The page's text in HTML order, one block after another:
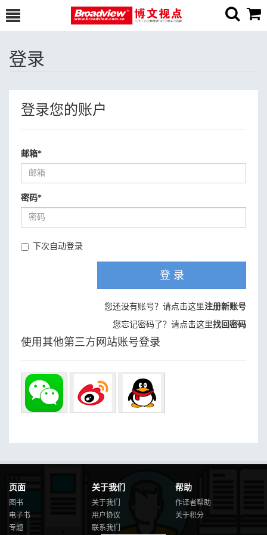
登录
登录您的账户
邮箱*
密码*
下次自动登录
登 录
您还没有账号？请点击这里注册新账号
您忘记密码了？请点击这里找回密码
使用其他第三方网站账号登录
页面
图书
电子书
专题
关于我们
关于我们
用户协议
联系我们
帮助
作译者帮助
关于积分